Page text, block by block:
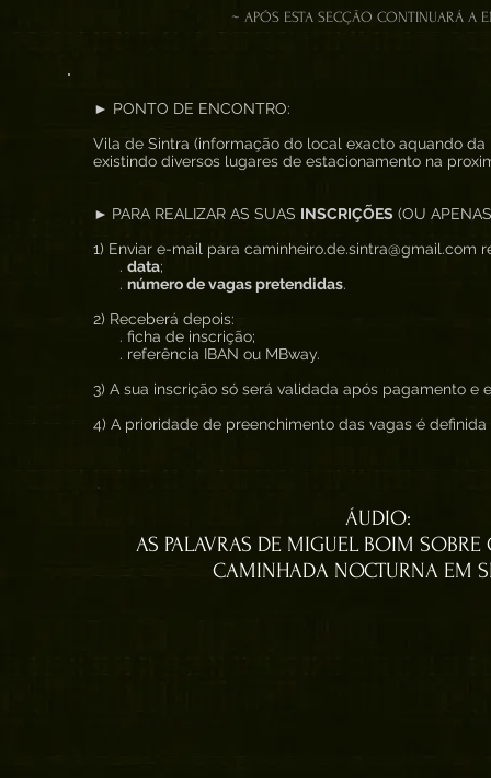
~ APÓS ESTA SECÇÃO CONTINUARÁ A
► PONTO DE ENCONTRO:
Vila de Sintra (informação do local exacto aquando
existindo diversos lugares de estacionamento na
► PARA REALIZAR AS SUAS INSCRIÇÕES (OU
1) Enviar e-mail para caminheiro.de.sintra@gmail.com
. data;
. número de vagas pretendidas.
2) Receberá depois:
. ficha de inscrição;
. referência IBAN ou MBway.
3) A sua inscrição só será validada após pagamento
4) A prioridade de preenchimento das vagas é
ÁUDIO:
AS PALAVRAS DE MIGUEL BOIM SOBRE
CAMINHADA NOCTURNA EM